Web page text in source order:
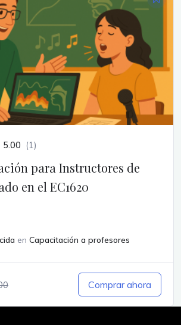
5.00 (1)
para Instructores de
en el EC1620
en Capacitación a profesores
Comprar ahora